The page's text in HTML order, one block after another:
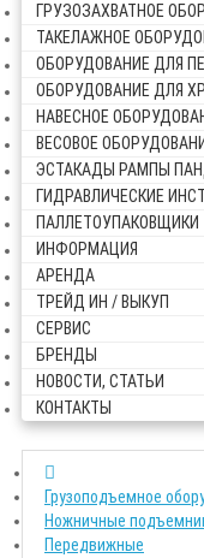
ГРУЗОЗАХВАТНОЕ
ТАКЕЛАЖНОЕ
ОБОРУДОВАНИЕ ДЛЯ
ОБОРУДОВАНИЕ ДЛЯ
НАВЕСНОЕ
ВЕСОВОЕ
ЭСТАКАДЫ РАМПЫ
ГИДРАВЛИЧЕСКИЕ
ПАЛЛЕТОУПАКОВЩИКИ
ИНФОРМАЦИЯ
АРЕНДА
ТРЕЙД ИН / ВЫКУП
СЕРВИС
БРЕНДЫ
НОВОСТИ, СТАТЬИ
КОНТАКТЫ
Грузоподъемное
Ножничные
Передвижные